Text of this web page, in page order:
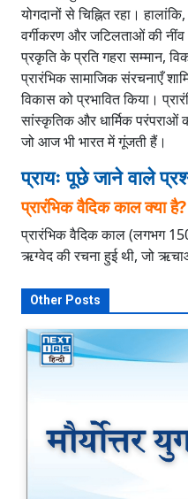
योगदानों से चिह्नित रहा।
वर्गीकरण और जटिलताओं की
प्रकृति के प्रति गहरा सम्मान,
प्रारंभिक सामाजिक संरचनाएँ
विकास को प्रभावित किया।
सांस्कृतिक और धार्मिक परंपराओं
जो आज भी भारत में गूंजती हैं।
प्रायः पूछे जाने वाले
प्रारंभिक वैदिक काल क्या है?
प्रारंभिक वैदिक काल (लगभग
ऋग्वेद की रचना हुई थी, जो
Other Posts